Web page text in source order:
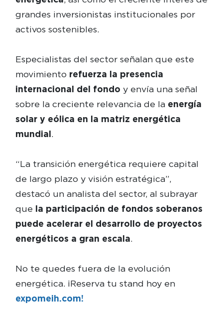
grandes inversionistas institucionales por
activos sostenibles.
Especialistas del sector señalan que este
movimiento refuerza la presencia
internacional del fondo y envía una señal
sobre la creciente relevancia de la energía
solar y eólica en la matriz energética
mundial.
“La transición energética requiere capital
de largo plazo y visión estratégica”,
destacó un analista del sector, al subrayar
que la participación de fondos soberanos
puede acelerar el desarrollo de proyectos
energéticos a gran escala.
No te quedes fuera de la evolución
energética. ¡Reserva tu stand hoy en
expomeih.com!